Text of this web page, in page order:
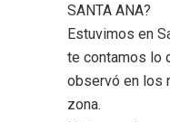
SANTA ANA?
Estuvimos en
te contamos lo
observó en los
zona.